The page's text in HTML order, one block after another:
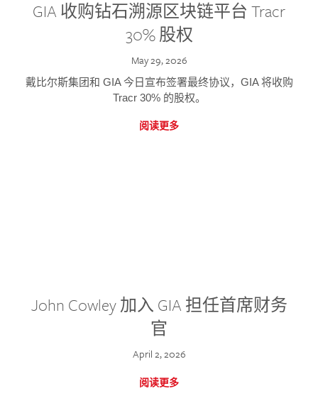
GIA 收购钻石溯源区块链平台 Tracr
30% 股权
May 29, 2026
戴比尔斯集团和 GIA 今日宣布签署最终协议，GIA 将收购
Tracr 30% 的股权。
阅读更多
John Cowley 加入 GIA 担任首席财务
官
April 2, 2026
阅读更多